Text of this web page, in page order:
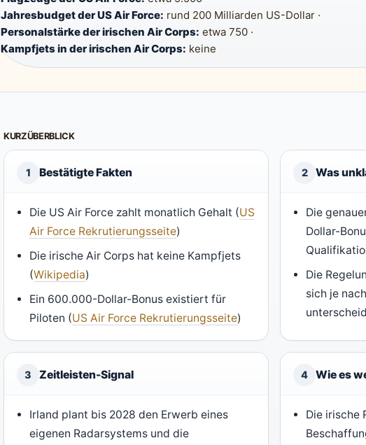
Jahresbudget der US Air Force: rund 200 Milliarden US-Dollar ·
Personalstärke der irischen Air Corps: etwa 750 ·
Kampfjets in der irischen Air Corps: keine
KURZÜBERBLICK
1 Bestätigte Fakten
Die US Air Force zahlt monatlich Gehalt (US
Air Force Rekrutierungsseite)
Die irische Air Corps hat keine Kampfjets
(Wikipedia)
Ein 600.000-Dollar-Bonus existiert für
Piloten (US Air Force Rekrutierungsseite)
2 Was
Die
Dollar-
Die
sich je
3 Zeitleisten-Signal
Irland plant bis 2028 den Erwerb eines
eigenen Radarsystems und die
4 Wie es
Die irische